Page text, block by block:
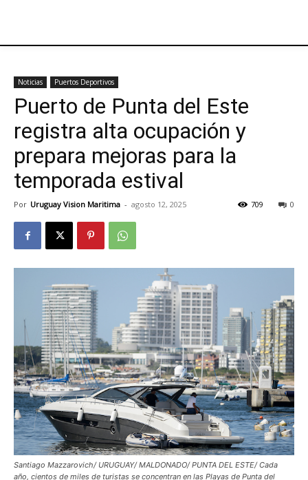
Noticias Puertos Deportivos
Puerto de Punta del Este
registra alta ocupación y
prepara mejoras para la
temporada estival
Por Uruguay Vision Maritima - agosto 12, 2025 0
709
Santiago Mazzarovich/ URUGUAY/ MALDONADO/ PUNTA DEL ESTE/ Cada
año, cientos de miles de turistas se concentran en las Playas de Punta del